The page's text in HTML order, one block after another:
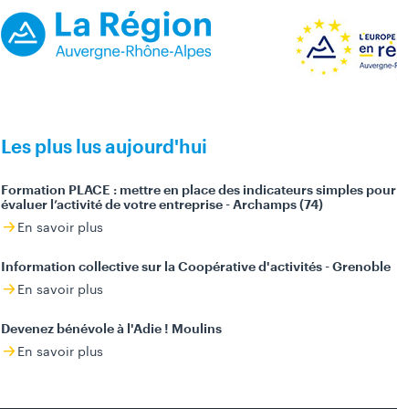
Les plus lus aujourd'hui
Formation PLACE : mettre en place des indicateurs simples pour
évaluer l’activité de votre entreprise - Archamps (74)
En savoir plus
Information collective sur la Coopérative d'activités - Grenoble
En savoir plus
Devenez bénévole à l'Adie ! Moulins
En savoir plus